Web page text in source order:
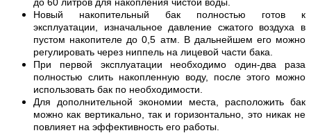
Новый накопительный бак полностью готов к
эксплуатации, изначальное давление сжатого воздуха в
пустом накопителе до 0,5 атм. В дальнейшем его можно
регулировать через ниппель на лицевой части бака.
При первой эксплуатации необходимо один-два раза
полностью слить накопленную воду, после этого можно
использовать бак по необходимости.
Для дополнительной экономии места, расположить бак
можно как вертикально, так и горизонтально, это никак не
повлияет на эффективность его работы.